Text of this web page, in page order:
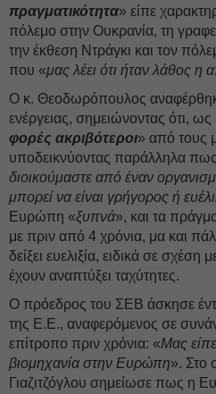
πραγματικότητα» είπε
πόλεμο στην Ουκρανία, τη
την έκθεση Ντράγκι και τον
που «μας λέει ότι ήταν λάθος η
Ο κ. Θεοδωρόπουλος
ενέργειας, σημειώνοντας ότι,
φορές ακριβότεροι» από τους
υποδεικνύοντας παράλληλα
διοικούμαστε από έναν
μπορεί να είναι γρήγορος ή
Ευρώπη «ξυπνά», και τα
με πριν από 4 χρόνια, μα και
δείξει ευελιξία, ειδικά σε
έχουν αναπτύξει ταχύτητες.
Ο πρόεδρος του ΣΕΒ άσκησε
της Ε.Ε., αναφερόμενος σε
επίτροπο πριν χρόνια: «Μας
βιομηχανία στην Ευρώπη». Στο
Γιαζιτζόγλου σημείωσε πως η